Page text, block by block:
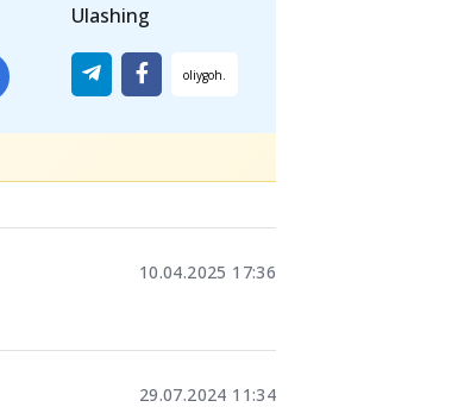
Ulashing
10.04.2025 17:36
29.07.2024 11:34